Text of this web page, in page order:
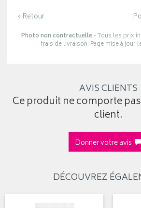
‹ Retour
Photo non contractuelle- Tous les prix
frais de livraison. Page mise à jour
AVIS CLIENTS
Ce produit ne comporte
client.
Donner votre avis
DÉCOUVREZ